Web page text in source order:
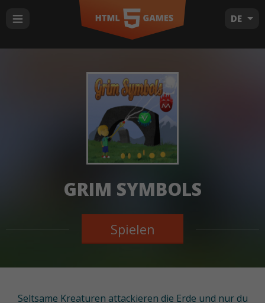
DE
GRIM SYMBOLS
Spielen
Seltsame Kreaturen attackieren die Erde und nur du